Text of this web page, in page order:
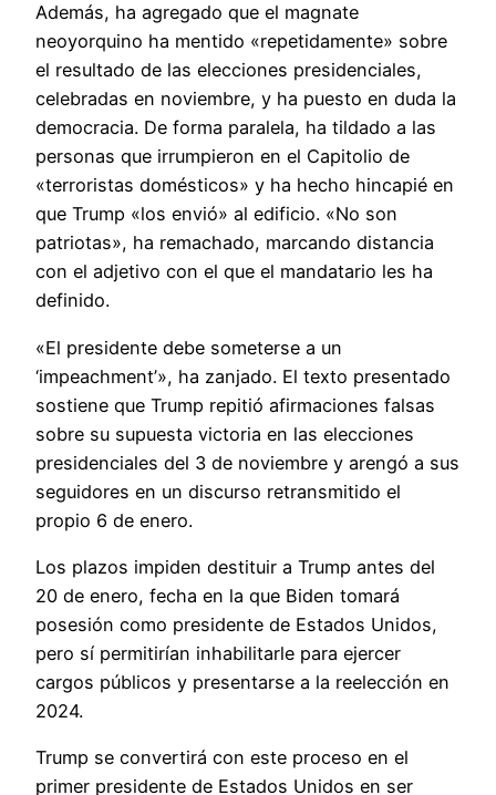
Además, ha agregado que el magnate
neoyorquino ha mentido «repetidamente» sobre
el resultado de las elecciones presidenciales,
celebradas en noviembre, y ha puesto en duda la
democracia. De forma paralela, ha tildado a las
personas que irrumpieron en el Capitolio de
«terroristas domésticos» y ha hecho hincapié en
que Trump «los envió» al edificio. «No son
patriotas», ha remachado, marcando distancia
con el adjetivo con el que el mandatario les ha
definido.
«El presidente debe someterse a un
‘impeachment’», ha zanjado. El texto presentado
sostiene que Trump repitió afirmaciones falsas
sobre su supuesta victoria en las elecciones
presidenciales del 3 de noviembre y arengó a sus
seguidores en un discurso retransmitido el
propio 6 de enero.
Los plazos impiden destituir a Trump antes del
20 de enero, fecha en la que Biden tomará
posesión como presidente de Estados Unidos,
pero sí permitirían inhabilitarle para ejercer
cargos públicos y presentarse a la reelección en
2024.
Trump se convertirá con este proceso en el
primer presidente de Estados Unidos en ser